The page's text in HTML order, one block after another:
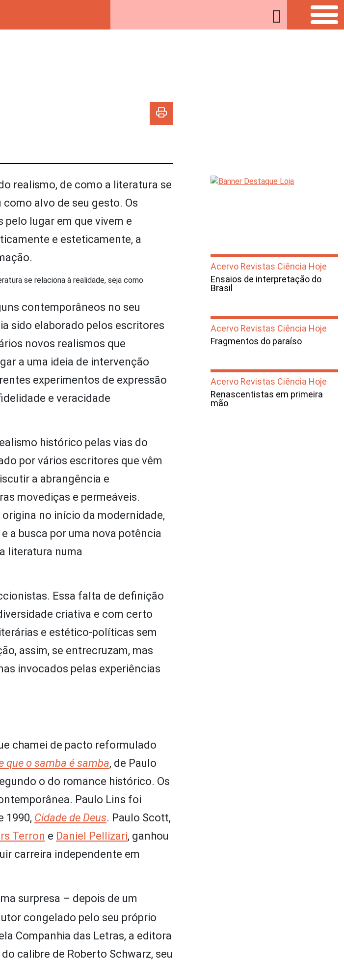
realismo, de como a literatura se
alvo de seu gesto. Os
lugar em que vivem e
e esteticamente, a
se relaciona à realidade, seja como
contemporâneos no seu
sido elaborado pelos escritores
novos realismos que
a uma ideia de intervenção
experimentos de expressão
e veracidade
histórico pelas vias do
por vários escritores que vêm
a abrangência e
movediças e permeáveis.
no início da modernidade,
a busca por uma nova potência
literatura numa
Essa falta de definição
criativa e com certo
e estético-políticas sem
assim, se entrecruzam, mas
invocados pelas experiências
chamei de pacto reformulado
que o samba é samba, de Paulo
o do romance histórico. Os
Paulo Lins foi
1990, Cidade de Deus. Paulo Scott,
Terron e Daniel Pellizari, ganhou
carreira independente em
surpresa – depois de um
congelado pelo seu próprio
Companhia das Letras, a editora
calibre de Roberto Schwarz, seu
Acervo Revistas Ciência Hoje
Ensaios de interpretação do
Brasil
Acervo Revistas Ciência Hoje
Fragmentos do paraíso
Acervo Revistas Ciência Hoje
Renascentistas em primeira
mão